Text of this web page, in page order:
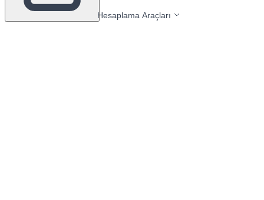
Hesaplama Araçları